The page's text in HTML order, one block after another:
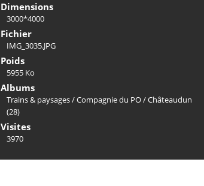
Dimensions
3000*4000
Fichier
IMG_3035.JPG
Poids
5955 Ko
Albums
Trains & paysages/Compagnie du PO/Châteaudun
(28)
Visites
3970